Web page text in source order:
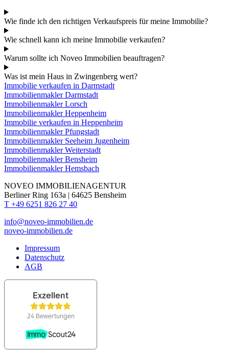
Wie finde ich den richtigen Verkaufspreis für meine Immobilie?
Wie schnell kann ich meine Immobilie verkaufen?
Warum sollte ich Noveo Immobilien beauftragen?
Was ist mein Haus in Zwingenberg wert?
Immobilie verkaufen in Darmstadt
Immobilienmakler Darmstadt
Immobilienmakler Lorsch
Immobilienmakler Heppenheim
Immobilie verkaufen in Heppenheim
Immobilienmakler Pfungstadt
Immobilienmakler Seeheim Jugenheim
Immobilienmakler Weiterstadt
Immobilienmakler Bensheim
Immobilienmakler Hemsbach
NOVEO IMMOBILIENAGENTUR
Berliner Ring 163a | 64625 Bensheim
T +49 6251 826 27 40
info@noveo-immobilien.de
noveo-immobilien.de
Impressum
Datenschutz
AGB